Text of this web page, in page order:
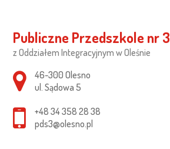
Publiczne Przedszkole nr 3
z Oddziałem Integracyjnym w Oleśnie
Adres pocztowy:
46-300 Olesno
ul. Sądowa 5
+48 34 358 28 38
pds3@olesno.pl